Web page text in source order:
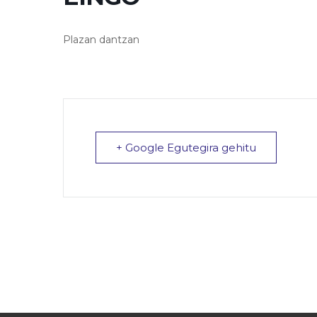
Plazan dantzan
+ Google Egutegira gehitu